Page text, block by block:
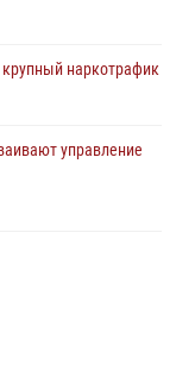
для детей
наркотрафик
управление